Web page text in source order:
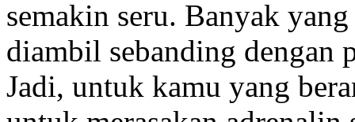
semakin seru. Banyak
diambil sebanding dengan
Jadi, untuk kamu yang